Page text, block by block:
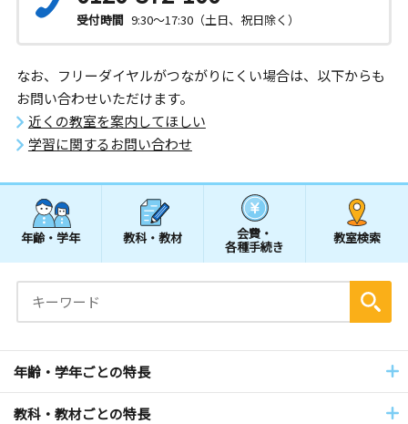
受付時間 9:30～17:30（土日、祝日除く）
なお、フリーダイヤルがつながりにくい場合は、以下からも
お問い合わせいただけます。
近くの教室を案内してほしい
学習に関するお問い合わせ
年齢・学年 教科・教材 会費・
各種手続き
教室検索
年齢・学年ごとの特長
教科・教材ごとの特長